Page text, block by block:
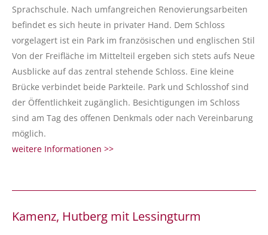
Sprachschule. Nach umfangreichen Renovierungsarbeiten
befindet es sich heute in privater Hand. Dem Schloss
vorgelagert ist ein Park im französischen und englischen Stil
Von der Freifläche im Mittelteil ergeben sich stets aufs Neue
Ausblicke auf das zentral stehende Schloss. Eine kleine
Brücke verbindet beide Parkteile. Park und Schlosshof sind
der Öffentlichkeit zugänglich. Besichtigungen im Schloss
sind am Tag des offenen Denkmals oder nach Vereinbarung
möglich.
weitere Informationen >>
Kamenz, Hutberg mit Lessingturm